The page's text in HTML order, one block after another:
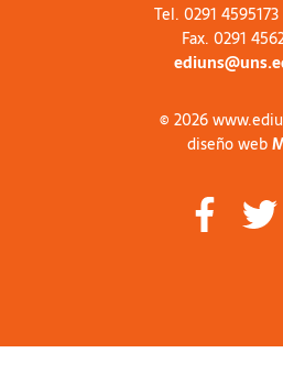
Tel. 0291
Fax. 0291
© 2026
diseño web